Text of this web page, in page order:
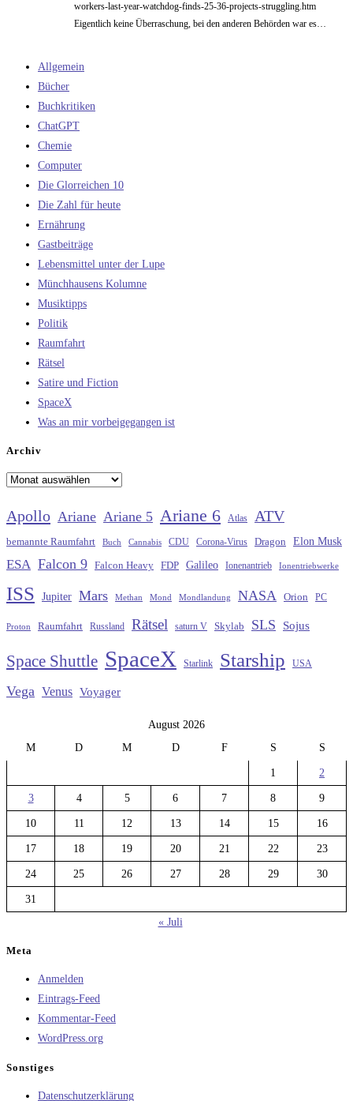
workers-last-year-watchdog-finds-25-36-projects-struggling.htm
Eigentlich keine Überraschung, bei den anderen Behörden war es…
Allgemein
Bücher
Buchkritiken
ChatGPT
Chemie
Computer
Die Glorreichen 10
Die Zahl für heute
Ernährung
Gastbeiträge
Lebensmittel unter der Lupe
Münchhausens Kolumne
Musiktipps
Politik
Raumfahrt
Rätsel
Satire und Fiction
SpaceX
Was an mir vorbeigegangen ist
Archiv
Archiv
Apollo Ariane Ariane 5 Ariane 6 Atlas ATV
bemannte Raumfahrt Buch Cannabis CDU Corona-Virus Dragon Elon Musk
ESA Falcon 9 Falcon Heavy FDP Galileo Ionenantrieb Ionentriebwerke
ISS Jupiter Mars Methan Mond Mondlandung NASA Orion PC
Proton Raumfahrt Russland Rätsel saturn V Skylab SLS Sojus
Space Shuttle SpaceX Starlink Starship USA
Vega Venus Voyager
August 2026
M
D M D F S S
1 2
3 4 5 6 7 8 9
10 11 12 13 14 15 16
17 18 19 20 21 22 23
24 25 26 27 28 29 30
31
« Juli
Meta
Anmelden
Eintrags-Feed
Kommentar-Feed
WordPress.org
Sonstiges
Datenschutzerklärung